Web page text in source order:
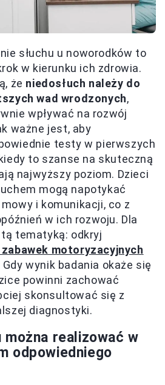
słuchu u noworodków to
w kierunku ich zdrowia.
że niedosłuch należy do
wad wrodzonych,
wpływać na rozwój
ważne jest, aby
testy w pierwszych
to szanse na skuteczną
najwyższy poziom. Dzieci
mogą napotykać
i komunikacji, co z
w ich rozwoju. Dla
tematyką: odkryj
motoryzacyjnych
Gdy wynik badania okaże się
powinni zachować
skonsultować się z
diagnostyki.
można realizować w
odpowiedniego